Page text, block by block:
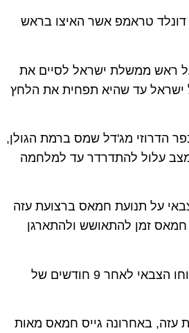
דונלד טראמפ אשר האיצו בראש
ראש ממשלת ישראל לסיים את
ישראל עד שהיא תפחית את הלחץ
הדרוזי מג'דל שמס ברמת הגולן,
עלול להתדרדר עד למלחמה
על תנועת חמאס ברצועת עזה
חמאס זמן להתאושש ולהתארגן
ג. בניגוד לידיעות המופצות בישראל, חמאס עדייין מחזיק במחצית מכוחו הצבאי לאחר 9 חודשים של
עזה, באחרונה גייס חמאס מאות